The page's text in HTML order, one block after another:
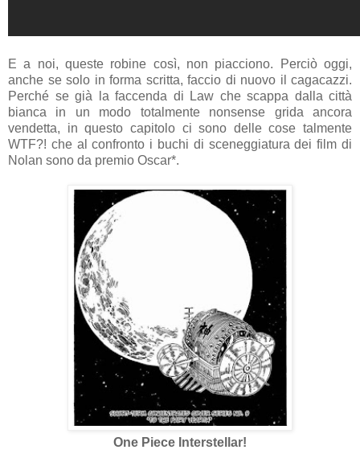
E a noi, queste robine così, non piacciono. Perciò oggi,
anche se solo in forma scritta, faccio di nuovo il cagacazzi.
Perché se già la faccenda di Law che scappa dalla città
bianca in un modo totalmente nonsense grida ancora
vendetta, in questo capitolo ci sono delle cose talmente
WTF?! che al confronto i buchi di sceneggiatura dei film di
Nolan sono da premio Oscar*.
One Piece Interstellar!